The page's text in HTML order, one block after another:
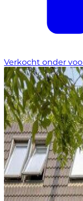
Verkocht onder